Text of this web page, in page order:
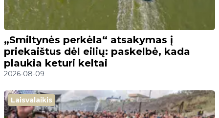
„Smiltynės perkėla“ atsakymas į
priekaištus dėl eilių: paskelbė, kada
plaukia keturi keltai
2026-08-09
Laisvalaikis